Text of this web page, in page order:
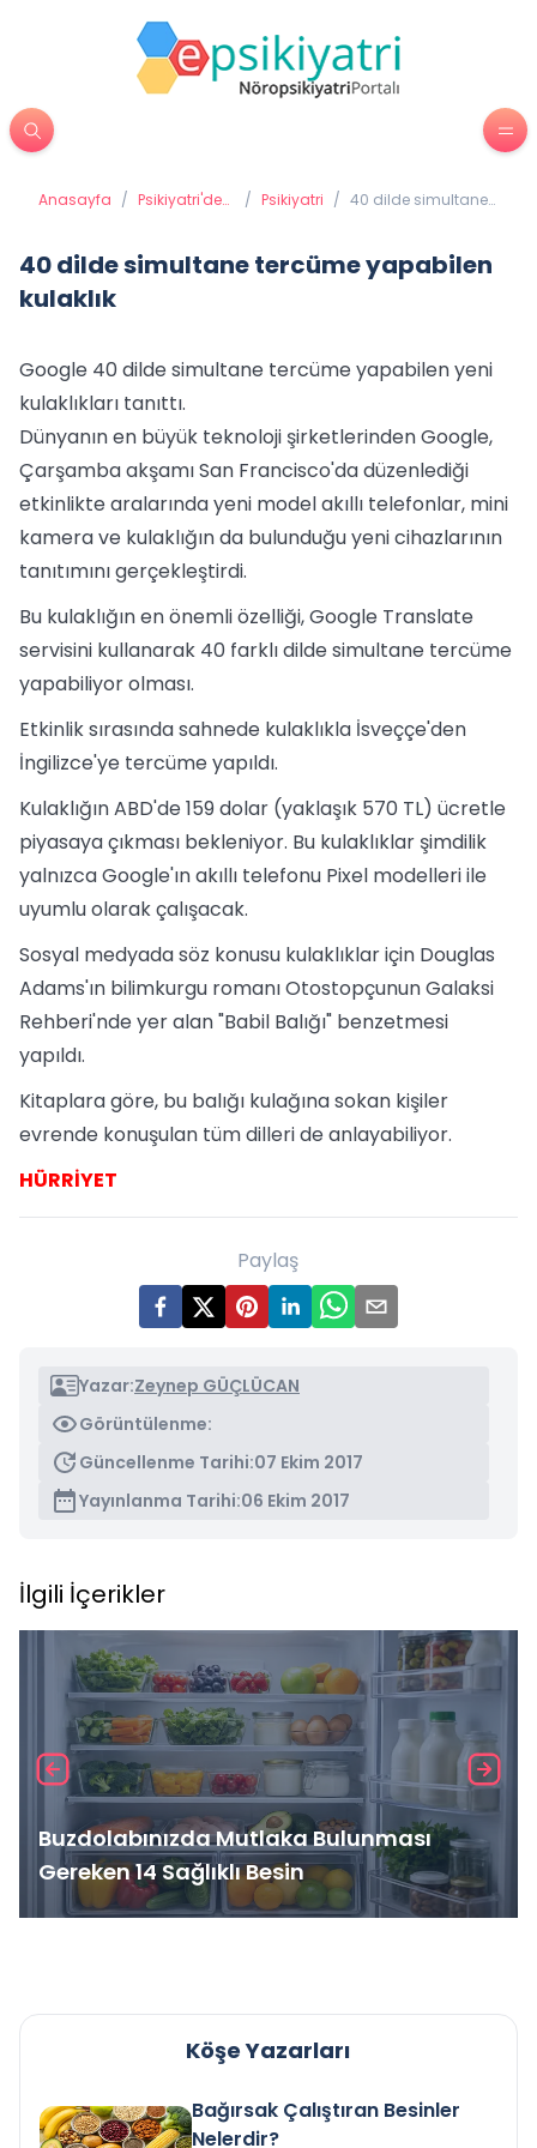
Anasayfa / Psikiyatri'de
/ Psikiyatri / 40 dilde simultane
40 dilde simultane tercüme yapabilen
kulaklık
Google 40 dilde simultane tercüme yapabilen yeni
kulaklıkları tanıttı.
Dünyanın en büyük teknoloji şirketlerinden Google,
Çarşamba akşamı San Francisco'da düzenlediği
etkinlikte aralarında yeni model akıllı telefonlar, mini
kamera ve kulaklığın da bulunduğu yeni cihazlarının
tanıtımını gerçekleştirdi.
Bu kulaklığın en önemli özelliği, Google Translate
servisini kullanarak 40 farklı dilde simultane tercüme
yapabiliyor olması.
Etkinlik sırasında sahnede kulaklıkla İsveççe'den
İngilizce'ye tercüme yapıldı.
Kulaklığın ABD'de 159 dolar (yaklaşık 570 TL) ücretle
piyasaya çıkması bekleniyor. Bu kulaklıklar şimdilik
yalnızca Google'ın akıllı telefonu Pixel modelleri ile
uyumlu olarak çalışacak.
Sosyal medyada söz konusu kulaklıklar için Douglas
Adams'ın bilimkurgu romanı Otostopçunun Galaksi
Rehberi'nde yer alan "Babil Balığı" benzetmesi
yapıldı.
Kitaplara göre, bu balığı kulağına sokan kişiler
evrende konuşulan tüm dilleri de anlayabiliyor.
HÜRRİYET
Paylaş
Yazar:Zeynep GÜÇLÜCAN
Görüntülenme:
Güncellenme Tarihi:07 Ekim 2017
Yayınlanma Tarihi:06 Ekim 2017
İlgili İçerikler
Buzdolabınızda Mutlaka Bulunması
Gereken 14 Sağlıklı Besin
Köşe Yazarları
Bağırsak Çalıştıran Besinler
Nelerdir?